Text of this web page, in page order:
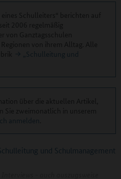
„Schulleitung und
anmelden
und Schulmanagement